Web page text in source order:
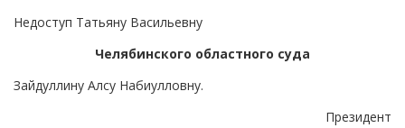
Недоступ Татьяну Васильевну
Челябинского областного суда
Зайдуллину Алсу Набиулловну.
Президент